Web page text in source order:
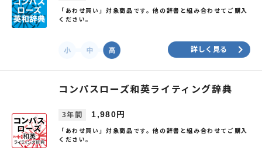
「あわせ買い」対象商品です。他の辞書と組み合わせてご購入
ください。
詳しく見る keyboard_arrow_right
コンパスローズ和英ライティング辞典
3年間 1,980円
「あわせ買い」対象商品です。他の辞書と組み合わせてご購入
ください。